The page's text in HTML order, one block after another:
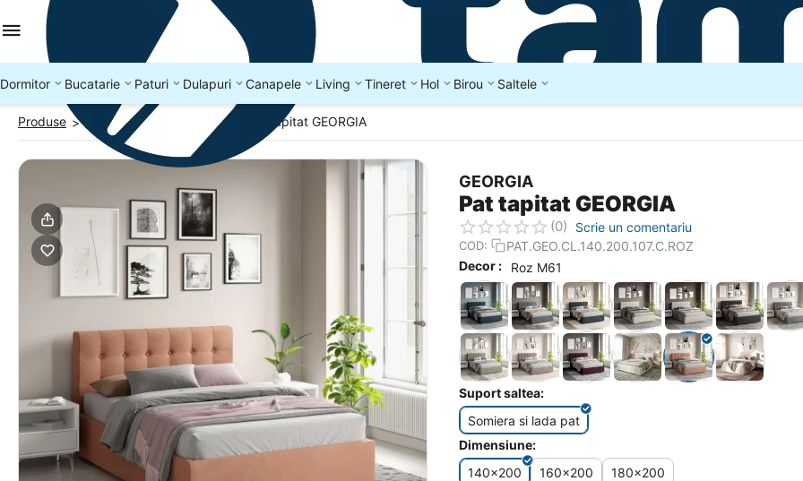
Dormitor Bucatarie Paturi Dulapuri Canapele Living Tineret Hol Birou Saltele
Produse > Paturi tapitate 140x200 Pat tapitat GEORGIA
GEORGIA
Pat tapitat GEORGIA
(0) Scrie un comentariu
COD:
PAT.GEO.CL.140.200.107.C.ROZ
Decor :
Roz M61
Suport saltea:
Somiera si lada pat
Dimensiune:
140x200
160x200 180x200